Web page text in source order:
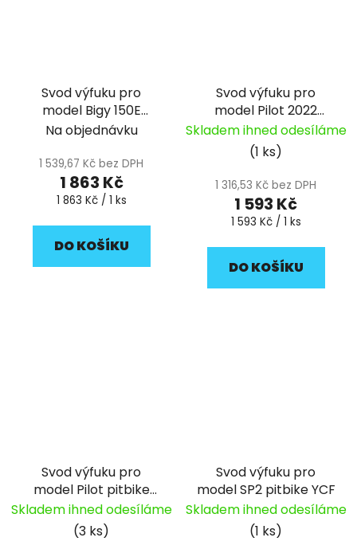
Svod výfuku pro
model Bigy 150E
pitbike YCF
Na objednávku
1 539,67 Kč bez DPH
1 863 Kč
Měrná
1 863 Kč / 1 ks
DO KOŠÍKU
Svod výfuku pro
model Pilot 2022
pitbike YCF
Skladem ihned odesíláme
(1 ks)
1 316,53 Kč bez DPH
1 593 Kč
Měrná
1 593 Kč / 1 ks
DO KOŠÍKU
Svod výfuku pro
model Pilot pitbike
YCF
Skladem ihned odesíláme
(3 ks)
Svod výfuku pro
model SP2 pitbike YCF
Skladem ihned odesíláme
(1 ks)